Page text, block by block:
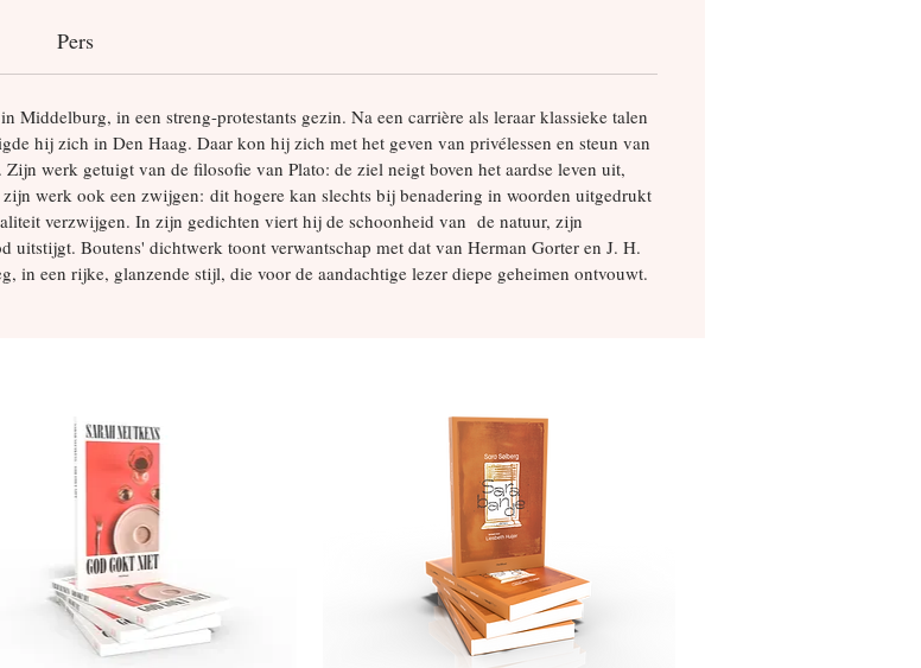
Pers
Middelburg, in een streng-protestants gezin. Na een carrière als leraar klassieke talen
hij zich in Den Haag. Daar kon hij zich met het geven van privélessen en steun van
werk getuigt van de filosofie van Plato: de ziel neigt boven het aardse leven uit,
werk ook een zwijgen: dit hogere kan slechts bij benadering in woorden uitgedrukt
verzwijgen. In zijn gedichten viert hij de schoonheid van de natuur, zijn
uitstijgt. Boutens' dichtwerk toont verwantschap met dat van Herman Gorter en J. H.
in een rijke, glanzende stijl, die voor de aandachtige lezer diepe geheimen ontvouwt.